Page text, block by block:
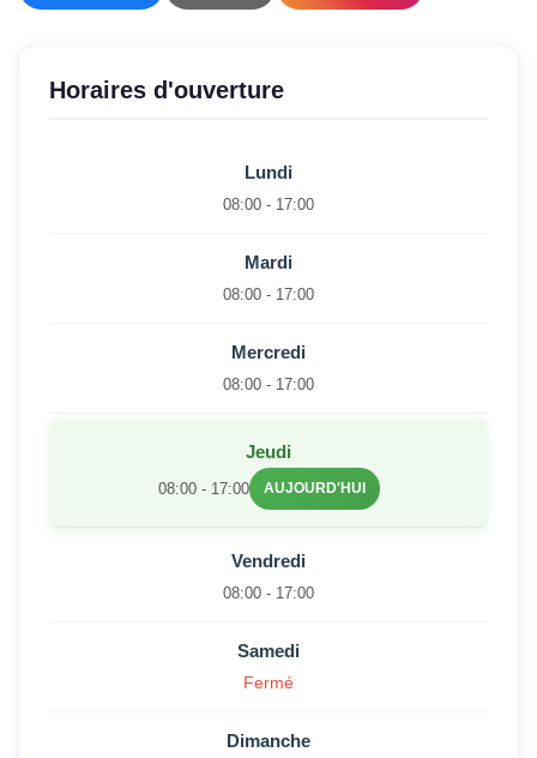
Horaires d'ouverture
Lundi
08:00 - 17:00
Mardi
08:00 - 17:00
Mercredi
08:00 - 17:00
Jeudi
08:00 - 17:00 AUJOURD'HUI
Vendredi
08:00 - 17:00
Samedi
Fermé
Dimanche